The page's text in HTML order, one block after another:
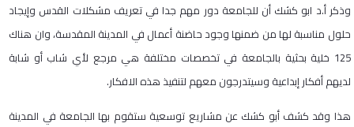
وذكر أ.د ابو كشك أن للجامعة دور مهم جدا في تعريف مشكلات القدس وإيجاد
حلول مناسبة لها من ضمنها وجود حاضنة أعمال في المدينة المقدسة، وان هناك
125 خلية بحثية بالجامعة في تخصصات مختلفة هي مرجع لأي شاب أو شابة
لديهم أفكار إبداعية وسيتدرجون معهم لتنفيذ هذه الافكار.
هذا وقد كشف أبو كشك عن مشاريع توسعية ستقوم بها الجامعة في المدينة